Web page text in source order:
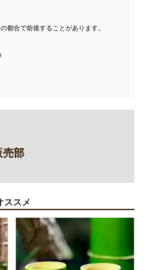
都合で前後することがあります。
売部
ススメ